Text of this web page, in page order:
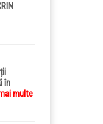
în
multe